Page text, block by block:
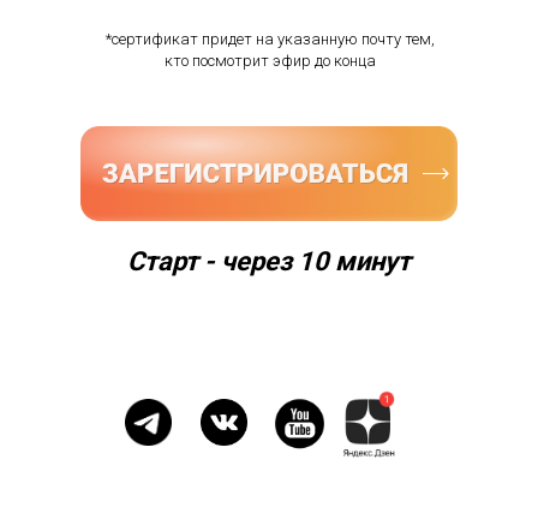
*сертификат придет на указанную почту тем,
кто посмотрит эфир до конца
Старт - через 10 минут